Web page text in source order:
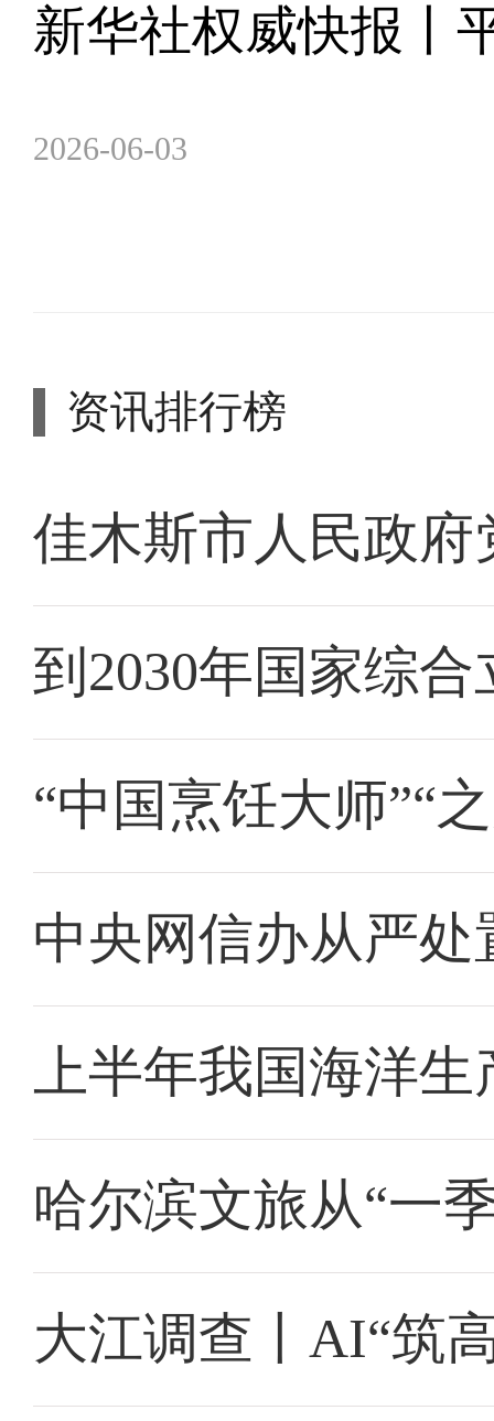
新华社权威快报丨
2026-06-03
资讯排行榜
佳木斯市人民政
到2030年国家综
“中国烹饪大师”“
中央网信办从严
上半年我国海洋生
哈尔滨文旅从“一
大江调查丨AI“筑